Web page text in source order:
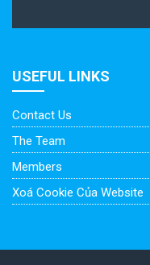
USEFUL LINKS
Contact Us
The Team
Members
Xoá Cookie Của Website